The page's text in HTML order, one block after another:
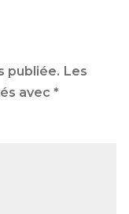
publiée. Les
avec*